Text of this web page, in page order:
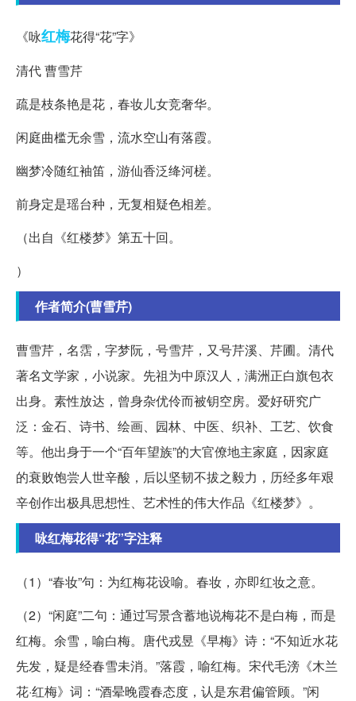
《咏红梅花得“花”字》
清代 曹雪芹
疏是枝条艳是花，春妆儿女竞奢华。
闲庭曲槛无余雪，流水空山有落霞。
幽梦冷随红袖笛，游仙香泛绛河槎。
前身定是瑶台种，无复相疑色相差。
（出自《红楼梦》第五十回。
）
作者简介(曹雪芹)
曹雪芹，名霑，字梦阮，号雪芹，又号芹溪、芹圃。清代
著名文学家，小说家。先祖为中原汉人，满洲正白旗包衣
出身。素性放达，曾身杂优伶而被钥空房。爱好研究广
泛：金石、诗书、绘画、园林、中医、织补、工艺、饮食
等。他出身于一个“百年望族”的大官僚地主家庭，因家庭
的衰败饱尝人世辛酸，后以坚韧不拔之毅力，历经多年艰
辛创作出极具思想性、艺术性的伟大作品《红楼梦》。
咏红梅花得“花”字注释
（1）“春妆”句：为红梅花设喻。春妆，亦即红妆之意。
（2）“闲庭”二句：通过写景含蓄地说梅花不是白梅，而是
红梅。余雪，喻白梅。唐代戎昱《早梅》诗：“不知近水花
先发，疑是经春雪未消。”落霞，喻红梅。宋代毛滂《木兰
花·红梅》词：“酒晕晚霞春态度，认是东君偏管顾。”闲